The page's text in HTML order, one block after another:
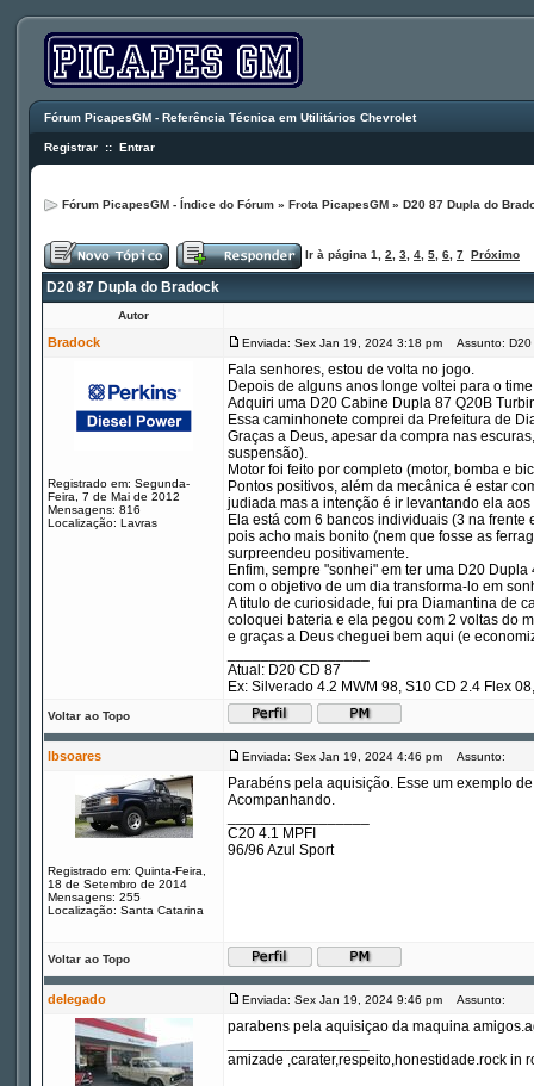
Fórum PicapesGM - Referência Técnica em Utilitários Chevrolet
Registrar :: Entrar
Fórum PicapesGM - Índice do Fórum » Frota PicapesGM » D20 87 Dupla do
Ir à página 1 2 3 4 5 6 7 Próximo
D20 87 Dupla do Bradock
Autor
Bradock Enviada: Sex Jan 19, 2024 3:18 pm Assunto: D20
Registrado em: Segunda-
Feira, 7 de Mai de 2012
Mensagens: 816
Localização: Lavras
Fala senhores, estou de volta no jogo.
Depois de alguns anos longe voltei para o
Adquiri uma D20 Cabine Dupla 87 Q20B
Essa caminhonete comprei da Prefeitura de
Graças a Deus, apesar da compra nas
suspensão).
Motor foi feito por completo (motor, bomba e
Pontos positivos, além da mecânica é estar
judiada mas a intenção é ir levantando ela aos
Ela está com 6 bancos individuais (3 na
pois acho mais bonito (nem que fosse as
surpreendeu positivamente.
Enfim, sempre "sonhei" em ter uma D20
com o objetivo de um dia transforma-lo em
A titulo de curiosidade, fui pra Diamantina de
coloquei bateria e ela pegou com 2 voltas do
e graças a Deus cheguei bem aqui (e
Atual: D20 CD 87
Ex: Silverado 4.2 MWM 98, S10 CD 2.4 Flex
Voltar ao Topo
lbsoares Enviada: Sex Jan 19, 2024 4:46 pm Assunto:
Registrado em: Quinta-Feira,
18 de Setembro de 2014
Mensagens: 255
Localização: Santa Catarina
Parabéns pela aquisição. Esse um exemplo
Acompanhando.
C20 4.1 MPFI
96/96 Azul Sport
Voltar ao Topo
delegado Enviada: Sex Jan 19, 2024 9:46 pm Assunto:
parabens pela aquisiçao da maquina
amizade ,carater,respeito,honestidade.rock in